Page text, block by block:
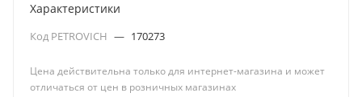
Характеристики
Код PETROVICH — 170273
Цена действительна только для интернет-магазина и может
отличаться от цен в розничных магазинах